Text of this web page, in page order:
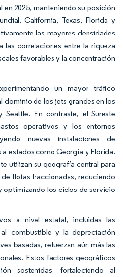
en 2025, manteniendo su posición
California, Texas, Florida y
las mayores densidades
las correlaciones entre la riqueza
favorables y la concentración
un mayor tráfico
dominio de los jets grandes en los
En contraste, el Sureste
operativos y los entornos
nuevas instalaciones de
estados como Georgia y Florida.
utilizan su geografía central para
flotas fraccionadas, reduciendo
optimizando los ciclos de servicio
a nivel estatal, incluidas las
combustible y la depreciación
basadas, refuerzan aún más las
Estos factores geográficos
sostenidas, fortaleciendo al